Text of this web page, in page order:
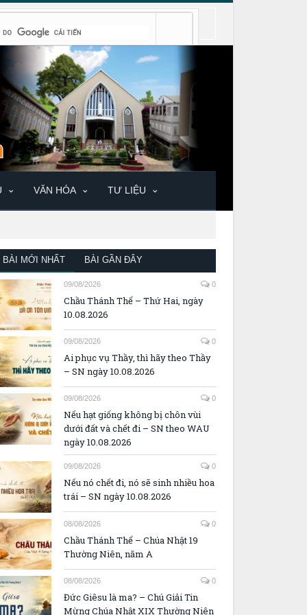
VĂN HÓA TƯ LIỆU
BÀI MỚI NHẤT BÀI GẦN ĐÂY
09/08/2026 0
Chầu Thánh Thể – Thứ Hai, ngày
10.08.2026
09/08/2026 0
Ai phục vụ Thầy, thì hãy theo Thầy
– SN ngày 10.08.2026
09/08/2026 0
Nếu hạt giống không bị chôn vùi
dưới đất và chết đi – SN theo WAU
ngày 10.08.2026
09/08/2026 0
Nếu nó chết đi, nó sẽ sinh nhiều hoa
trái – SN ngày 10.08.2026
08/08/2026 0
Chầu Thánh Thể – Chúa Nhật 19
Thường Niên, năm A
08/08/2026 0
Đức Giêsu là ma? – Chú Giải Tin
Mừng Chúa Nhật XIX Thường Niên